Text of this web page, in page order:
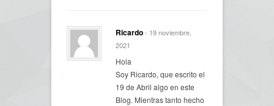
Ricardo- 19 noviembre,
2021
Hola
Soy Ricardo, que escrito el
19 de Abril algo en este
Blog. Mientras tanto hecho